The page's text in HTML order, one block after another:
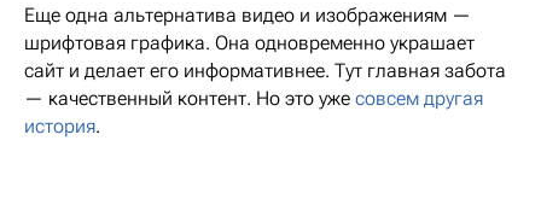
Еще одна альтернатива видео и изображениям —
шрифтовая графика. Она одновременно украшает
сайт и делает его информативнее. Тут главная забота
— качественный контент. Но это уже совсем другая
история.